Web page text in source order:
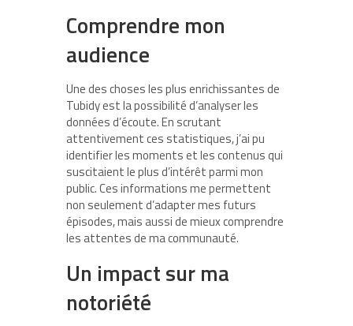
Comprendre mon
audience
Une des choses les plus enrichissantes de
Tubidy est la possibilité d’analyser les
données d’écoute. En scrutant
attentivement ces statistiques, j’ai pu
identifier les moments et les contenus qui
suscitaient le plus d’intérêt parmi mon
public. Ces informations me permettent
non seulement d’adapter mes futurs
épisodes, mais aussi de mieux comprendre
les attentes de ma communauté.
Un impact sur ma
notoriété